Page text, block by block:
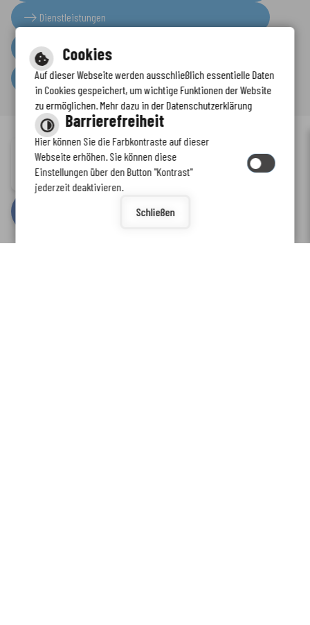
Dienstleistungen
Presseinformationen
Serviceportal
Inhalt-Impressum-Datenschutzerklärung Kontaktformular -
Barrierefreiheit
bycm citymedia GmbH
Immer auf dem neuesten Stand
www.enkreis.de möchte Ihnen Benachrichtigungen senden
Cookies
Auf dieser Webseite werden ausschließlich essentielle Daten
in Cookies gespeichert, um wichtige Funktionen der Website
zu ermöglichen. Mehr dazu in der Datenschutzerklärung
Barrierefreiheit
Hier können Sie die Farbkontraste auf dieser
Webseite erhöhen. Sie können diese
Einstellungen über den Button "Kontrast"
jederzeit deaktivieren.
Schließen